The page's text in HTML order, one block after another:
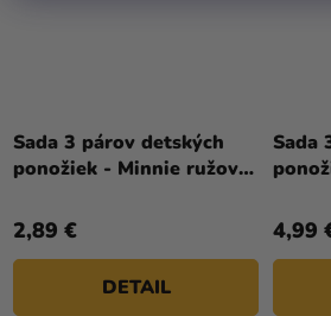
Sada 3 párov detských
ponožiek - Minnie ružovo-
2,89 €
DETAIL
Sada
4,99